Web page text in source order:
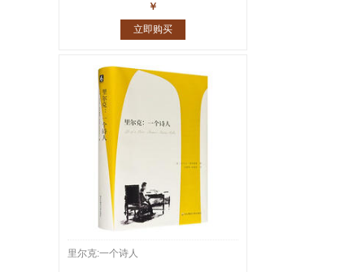
往还书札共1543通2600多页真迹，名
￥
立即购买
里尔克:一个诗人